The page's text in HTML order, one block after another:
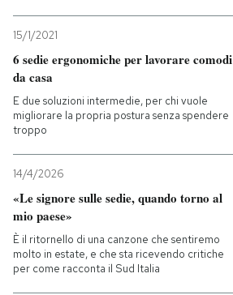
SHOP
CALENDARIO
AREA PERSONALE
Entra
15/1/2021
6 sedie ergonomiche per lavorare comodi
da casa
E due soluzioni intermedie, per chi vuole
migliorare la propria postura senza spendere
troppo
14/4/2026
«Le signore sulle sedie, quando torno al
mio paese»
È il ritornello di una canzone che sentiremo
molto in estate, e che sta ricevendo critiche
per come racconta il Sud Italia